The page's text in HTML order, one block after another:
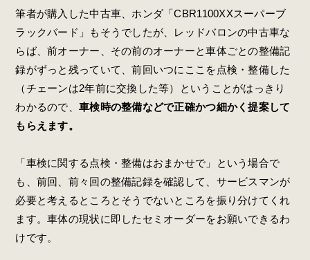
筆者が購入した中古車、ホンダ「CBR1100XXスーパーブ
ラックバード」もそうでしたが、レッドバロンの中古車な
らば、前オーナー、その前のオーナーと車体ごとの整備記
録がずっと残っていて、前回いつにここを点検・整備した
（チェーンは2年前に交換した等）ということがはっきり
わかるので、車検時の整備などで正確かつ細かく提案して
もらえます。
「車検に関する点検・整備はおまかせで」という場合で
も、前回、前々回の整備記録を確認して、サービスマンが
必要と考えるところとそうでないところを振り分けてくれ
ます。車体の現状に即したセミオーダーをお願いできるわ
けです。